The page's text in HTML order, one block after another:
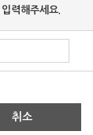
력해주세요.
취소